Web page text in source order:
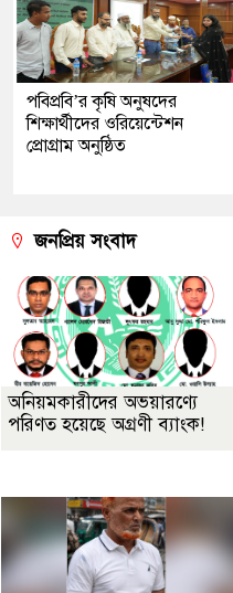
পবিপ্রবি’র কৃষি অনুষদের
শিক্ষার্থীদের ওরিয়েন্টেশন
প্রোগ্রাম অনুষ্ঠিত
জনপ্রিয় সংবাদ
অনিয়মকারীদের অভয়ারণ্যে
পরিণত হয়েছে অগ্রণী ব্যাংক!